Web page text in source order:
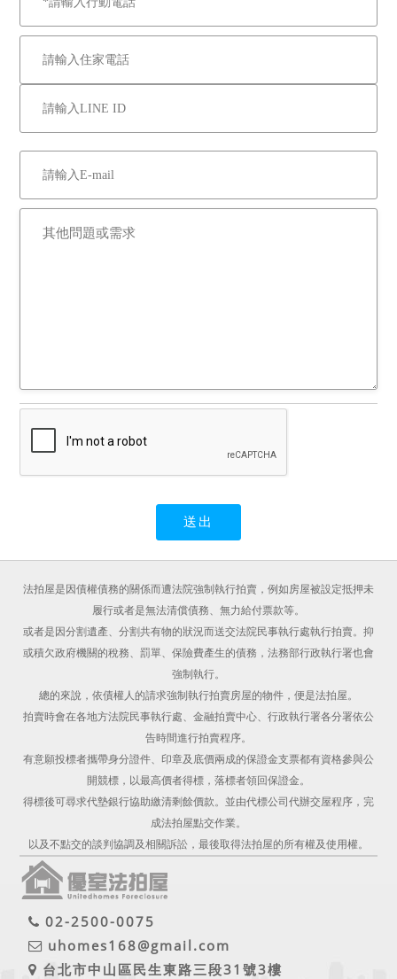
法拍屋是因債權債務的關係而遭法院強制執行拍賣，例如房屋被設定抵押未
履行或者是無法清償債務、無力給付票款等。
或者是因分割遺產、分割共有物的狀況而送交法院民事執行處執行拍賣。抑
或積欠政府機關的稅務、罰單、保險費產生的債務，法務部行政執行署也會
強制執行。
總的來說，依債權人的請求強制執行拍賣房屋的物件，便是法拍屋。
拍賣時會在各地方法院民事執行處、金融拍賣中心、行政執行署各分署依公
告時間進行拍賣程序。
有意願投標者攜帶身分證件、印章及底價兩成的保證金支票都有資格參與公
開競標，以最高價者得標，落標者領回保證金。
得標後可尋求代墊銀行協助繳清剩餘價款。並由代標公司代辦交屋程序，完
成法拍屋點交作業。
以及不點交的談判協調及相關訴訟，最後取得法拍屋的所有權及使用權。
02-2500-0075
uhomes168@gmail.com
台北市中山區民生東路三段31號3樓